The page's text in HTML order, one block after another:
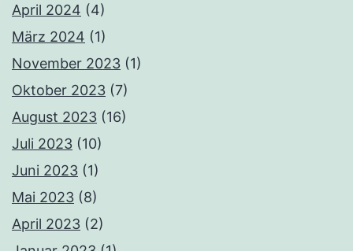
April 2024 (4)
März 2024 (1)
November 2023 (1)
Oktober 2023 (7)
August 2023 (16)
Juli 2023 (10)
Juni 2023 (1)
Mai 2023 (8)
April 2023 (2)